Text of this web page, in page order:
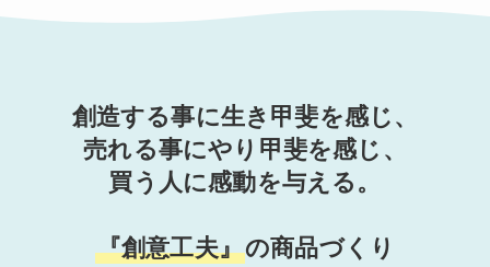
創造する事に生き甲斐を感じ、
売れる事にやり甲斐を感じ、
買う人に感動を与える。
『創意工夫』の商品づくり